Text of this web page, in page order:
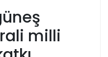
milli